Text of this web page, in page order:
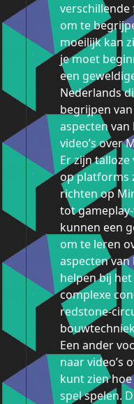
verschillende
om te
moeilijk kan
je moet
een
Nederlands
begrijpen
aspecten
video’s over
Er zijn talloze
op platforms
richten op
tot gameplay-
kunnen een
om te leren
aspecten van
helpen bij
complexe
redstone-
Een ander
naar video’s
kunt zien
spel spelen.